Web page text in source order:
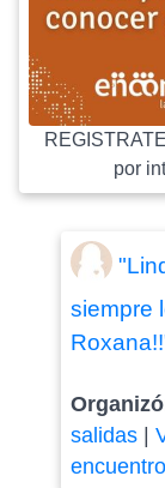
por
siempre
salidas|